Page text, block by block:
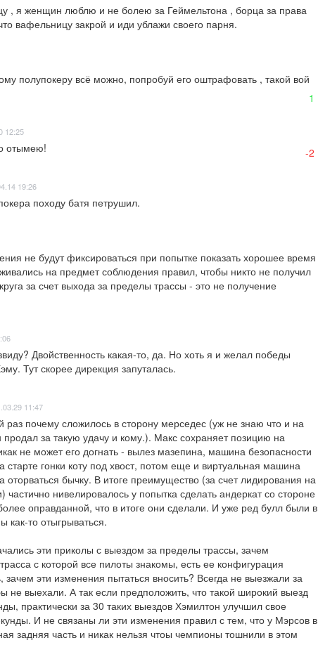
, я женщин люблю и не болею за Геймельтона , борца за права
вафельницу закрой и иди ублажи своего парня.
полупокеру всё можно, попробуй его оштрафовать , такой вой
1
12:25
отымею! -2
19:26
походу батя петрушил.
не будут фиксироваться при попытке показать хорошее время
на предмет соблюдения правил, чтобы никто не получил
за счет выхода за пределы трассы - это не получение
Двойственность какая-то, да. Но хоть я и желал победы
Тут скорее дирекция запуталась.
11:47
раз почему сложилось в сторону мерседес (уж не знаю что и на
продал за такую удачу и кому.). Макс сохраняет позицию на
не может его догнать - вылез мазепина, машина безопасности
старте гонки коту под хвост, потом еще и виртуальная машина
оторваться бычку. В итоге преимущество (за счет лидирования на
частично нивелировалось у попытка сделать андеркат со стороне
оправданной, что в итоге они сделали. И уже ред булл были в
то отыгрываться.
эти приколы с выездом за пределы трассы, зачем
с которой все пилоты знакомы, есть ее конфигурация
зачем эти изменения пытаться вносить? Всегда не выезжали за
не выехали. А так если предположить, что такой широкий выезд
практически за 30 таких выездов Хэмилтон улучшил свое
И не связаны ли эти изменения правил с тем, что у Мэрсов в
задняя часть и никак нельзя чтоы чемпионы тошнили в этом